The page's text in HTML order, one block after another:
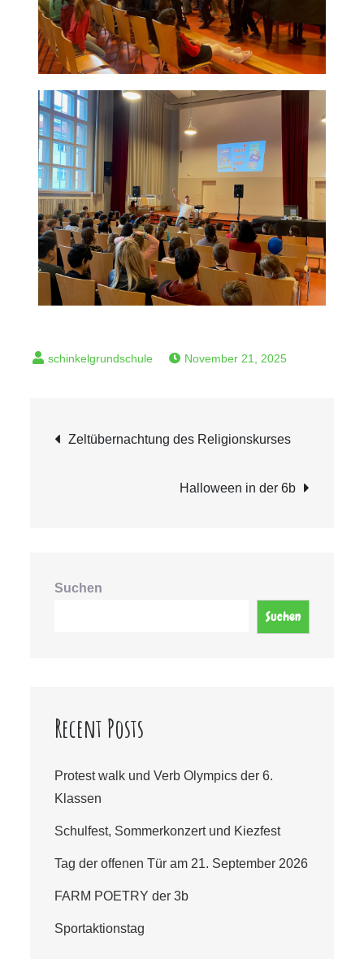
November 21, 2025
Zeltübernachtung des Religionskurses
Halloween in der 6b
Suchen
Suchen
Recent Posts
Protest walk und Verb Olympics der 6.
Klassen
Schulfest, Sommerkonzert und Kiezfest
Tag der offenen Tür am 21. September 2026
FARM POETRY der 3b
Sportaktionstag